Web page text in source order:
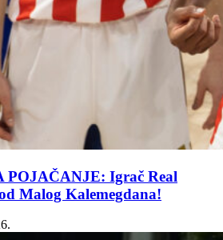
POJAČANJE: Igrač Real
Malog Kalemegdana!